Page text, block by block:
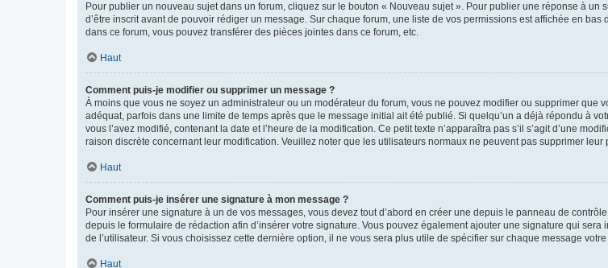
Pour publier un nouveau sujet dans un forum, cliquez sur le bouton « Nouveau sujet ». Pour publier une réponse à
d’être inscrit avant de pouvoir rédiger un message. Sur chaque forum, une liste de vos permissions est affichée en
dans ce forum, vous pouvez transférer des pièces jointes dans ce forum, etc.
Haut
Comment puis-je modifier ou supprimer un message ?
À moins que vous ne soyez un administrateur ou un modérateur du forum, vous ne pouvez modifier ou supprimer
adéquat, parfois dans une limite de temps après que le message initial ait été publié. Si quelqu’un a déjà répondu à
vous l’avez modifié, contenant la date et l’heure de la modification. Ce petit texte n’apparaîtra pas s’il s’agit d’une
raison discrète concernant leur modification. Veuillez noter que les utilisateurs normaux ne peuvent pas supprimer
Haut
Comment puis-je insérer une signature à mon message ?
Pour insérer une signature à un de vos messages, vous devez tout d’abord en créer une depuis le panneau de
depuis le formulaire de rédaction afin d’insérer votre signature. Vous pouvez également ajouter une signature qui
de l’utilisateur. Si vous choisissez cette dernière option, il ne vous sera plus utile de spécifier sur chaque message
Haut